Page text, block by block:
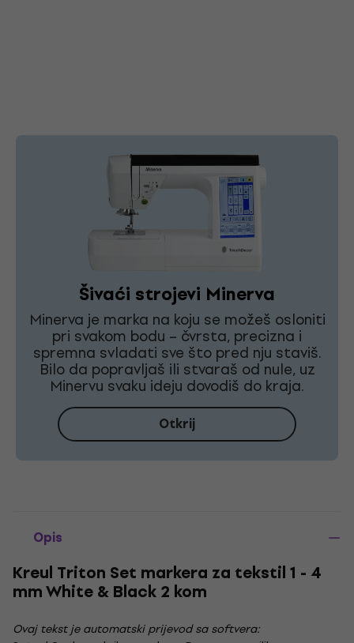
Šivaći strojevi Minerva
Minerva je marka na koju se možeš osloniti
pri svakom bodu – čvrsta, precizna i
spremna svladati sve što pred nju staviš.
Bilo da popravljaš ili stvaraš od nule, uz
Minervu svaku ideju dovodiš do kraja.
Otkrij
Opis
Kreul Triton Set markera za tekstil 1 - 4
mm White & Black 2 kom
Ovaj tekst je automatski prijevod sa softvera: